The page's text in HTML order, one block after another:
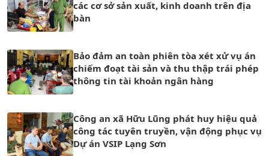
các cơ sở sản xuất, kinh doanh trên địa
bàn
Bảo đảm an toàn phiên tòa xét xử vụ án
chiếm đoạt tài sản và thu thập trái phép
thông tin tài khoản ngân hàng
Công an xã Hữu Lũng phát huy hiệu quả
công tác tuyên truyền, vận động phục vụ
Dự án VSIP Lạng Sơn